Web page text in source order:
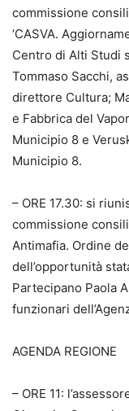
commissione
‘CASVA.
Centro di Alti Studi
Tommaso Sacchi,
direttore Cultura;
e Fabbrica del
Municipio 8 e
Municipio 8.
– ORE 17.30: si
commissione
Antimafia. Ordine
dell’opportunità
Partecipano Paola
funzionari
AGENDA REGIONE
– ORE 11: